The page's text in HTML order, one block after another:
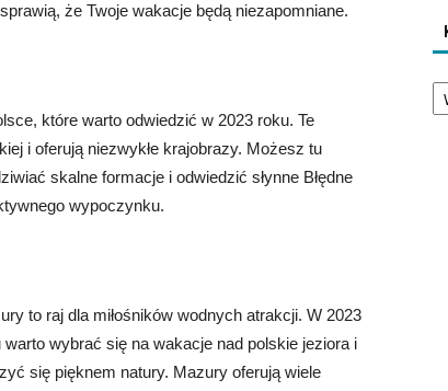
że Twoje wakacje będą niezapomniane.
które warto odwiedzić w 2023 roku. Te
i oferują niezwykłe krajobrazy. Możesz tu
skalne formacje i odwiedzić słynne Błędne
wypoczynku.
to raj dla miłośników wodnych atrakcji. W 2023
warto wybrać się na wakacje nad polskie jeziora i
się pięknem natury. Mazury oferują wiele